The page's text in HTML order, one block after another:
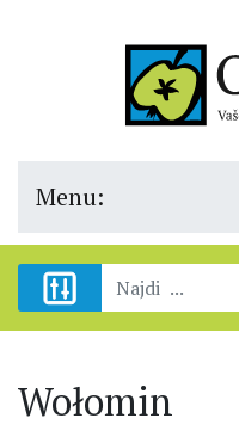
Menu:
Wołomin